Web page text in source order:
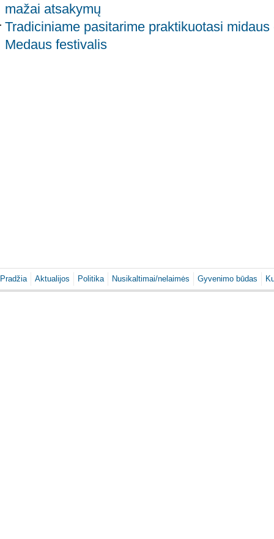
mažai atsakymų
Tradiciniame pasitarime praktikuotasi
Medaus festivalis
Pradžia Aktualijos Politika Nusikaltimai/nelaimės Gyvenimo būdas